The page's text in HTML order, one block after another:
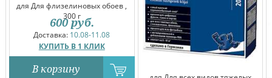
для Для флизелиновых обоев ,
300 г
Доставка: 10.08-11.08
КУПИТЬ В 1 КЛИК
600 руб.
В корзину